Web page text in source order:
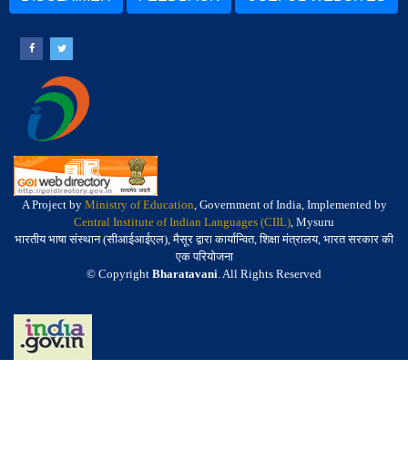
A Project by Ministry of Education, Government of India, Implemented by
Central Institute of Indian Languages (CIIL), Mysuru
भारतीय भाषा संस्थान (सीआईआईएल), मैसूर द्वारा कार्यान्वित, शिक्षा मंत्रालय, भारत सरकार की
एक परियोजना
© Copyright Bharatavani. All Rights Reserved